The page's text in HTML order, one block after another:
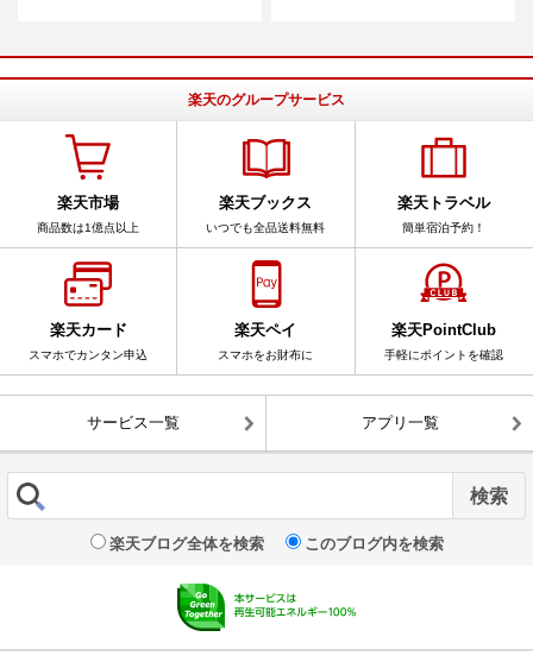
楽天のグループサービス
楽天市場
商品数は1億点以上
楽天ブックス
いつでも全品送料無料
楽天トラベル
簡単宿泊予約！
楽天カード
スマホでカンタン申込
楽天ペイ
スマホをお財布に
楽天PointClub
手軽にポイントを確認
サービス一覧 アプリ一覧
楽天ブログ全体を検索 このブログ内を検索